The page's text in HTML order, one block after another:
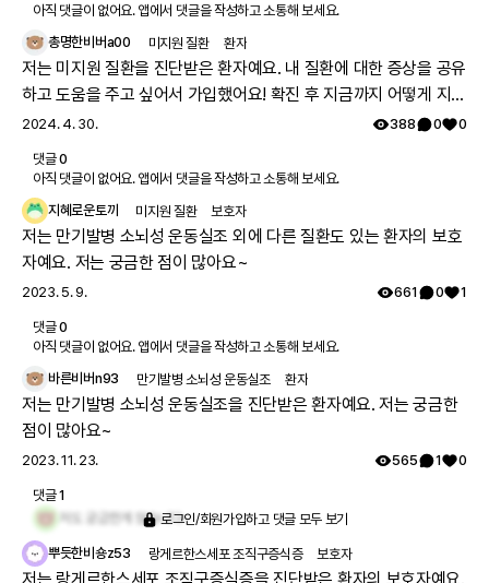
아직 댓글이 없어요. 앱에서 댓글을 작성하고 소통해 보세요.
총명한비버a00
미지원 질환 환자
저는 미지원 질환을 진단받은 환자예요. 내 질환에 대한 증상을 공유
하고 도움을 주고 싶어서 가입했어요! 확진 후 지금까지 어떻게 지내
는지 궁금해요 🔍
2024. 4. 30. 388 0 0
댓글0
아직 댓글이 없어요. 앱에서 댓글을 작성하고 소통해 보세요.
지혜로운토끼
미지원 질환 보호자
저는 만기발병 소뇌성 운동실조 외에 다른 질환도 있는 환자의 보호
자예요. 저는 궁금한 점이 많아요~
2023. 5. 9. 661 0 1
댓글0
아직 댓글이 없어요. 앱에서 댓글을 작성하고 소통해 보세요.
바른비버n93
만기발병 소뇌성 운동실조 환자
저는 만기발병 소뇌성 운동실조을 진단받은 환자예요. 저는 궁금한
점이 많아요~
2023. 11. 23. 565 1 0
댓글1
저도 궁금한게 많습니다~로그인/회원가입하고 댓글 모두 보기
뿌듯한비숑z53 랑게르한스세포 조직구증식증 보호자